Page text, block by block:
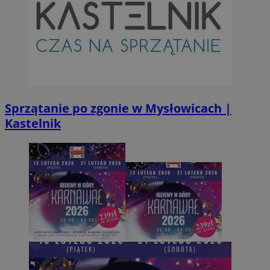
Sprzątanie po zgonie w Mysłowicach |
Kastelnik
INGRESSCOOKIE
NGINX Inc.
bh.contextweb.com